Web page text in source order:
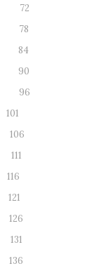
72
78
84
90
96
101
106
111
116
121
126
131
136